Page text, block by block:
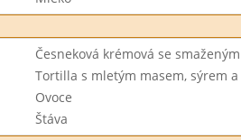
Česneková krémová se
Tortilla s mletým masem, sýrem
Ovoce
Štáva